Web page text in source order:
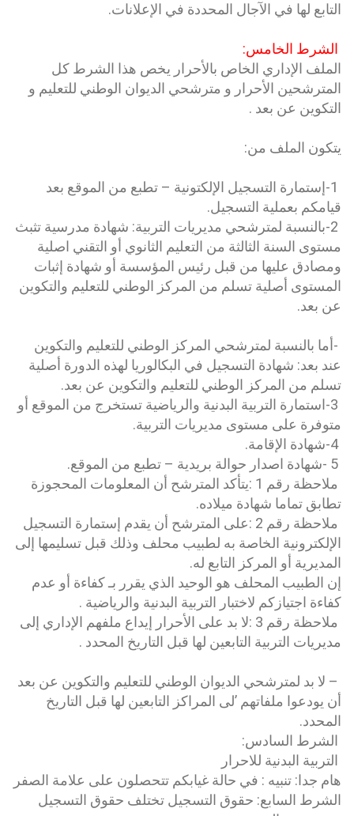
التابع لها في الآجال المحددة في الإعلانات.
الشرط الخامس:
الملف الإداري الخاص بالأحرار يخص هذا الشرط كل
المترشحين الأحرار و مترشحي الديوان الوطني للتعليم و
التكوين عن بعد .
يتكون الملف من:
1-إستمارة التسجيل الإلكتونية – تطبع من الموقع بعد
قيامكم بعملية التسجيل.
2-بالنسبة لمترشحي مديريات التربية: شهادة مدرسية تثبث
مستوى السنة الثالثة من التعليم الثانوي أو التقني اصلية
ومصادق عليها من قبل رئيس المؤسسة أو شهادة إثبات
المستوى أصلية تسلم من المركز الوطني للتعليم والتكوين
عن بعد.
-أما بالنسبة لمترشحي المركز الوطني للتعليم والتكوين
عند بعد: شهادة التسجيل في البكالوريا لهذه الدورة أصلية
تسلم من المركز الوطني للتعليم والتكوين عن بعد.
3-استمارة التربية البدنية والرياضية تستخرج من الموقع أو
متوفرة على مستوى مديريات التربية.
ملاحظة رقم 1 :يتأكد المترشح أن المعلومات المحجوزة
تطابق تماما شهادة ميلاده.
ملاحظة رقم 2 :على المترشح أن يقدم إستمارة التسجيل
الإلكترونية الخاصة به لطبيب محلف وذلك قبل تسليمها إلى
المديرية أو المركز التابع له.
إن الطبيب المحلف هو الوحيد الذي يقرر بـ كفاءة أو عدم
كفاءة اجتيازكم لاختبار التربية البدنية والرياضية .
ملاحظة رقم 3 :لا بد على الأحرار إيداع ملفهم الإداري إلى
مديريات التربية التابعين لها قبل التاريخ المحدد .
– لا بد لمترشحي الديوان الوطني للتعليم والتكوين عن بعد
أن يودعوا ملفاتهم ’لى المراكز التابعين لها قبل التاريخ
المحدد.
الشرط السادس:
التربية البدنية للاحرار
هام جدا: تنبيه : في حالة غيابكم تتحصلون على علامة الصفر
الشرط السابع: حقوق التسجيل تختلف حقوق التسجيل